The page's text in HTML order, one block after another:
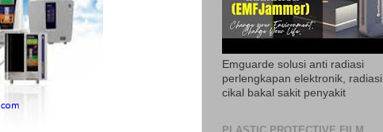
Emguarde solusi anti radiasi
perlengkapan elektronik, radiasi
cikal bakal sakit penyakit